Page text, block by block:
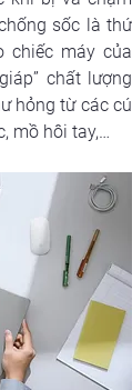
sốc là thứ
chiếc máy của
chất lượng
hỏng từ các cú
mồ hôi tay,…